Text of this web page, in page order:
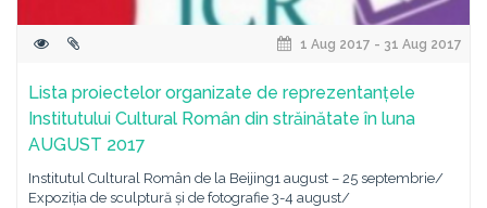
1 Aug 2017 - 31 Aug 2017
Lista proiectelor organizate de reprezentanțele
Institutului Cultural Român din străinătate în luna
AUGUST 2017
Institutul Cultural Român de la Beijing1 august – 25 septembrie/
Expoziția de sculptură și de fotografie 3-4 august/